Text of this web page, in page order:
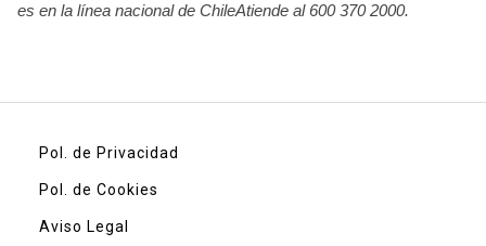
es en la línea nacional de ChileAtiende al 600 370 2000.
Pol. de Privacidad
Pol. de Cookies
Aviso Legal